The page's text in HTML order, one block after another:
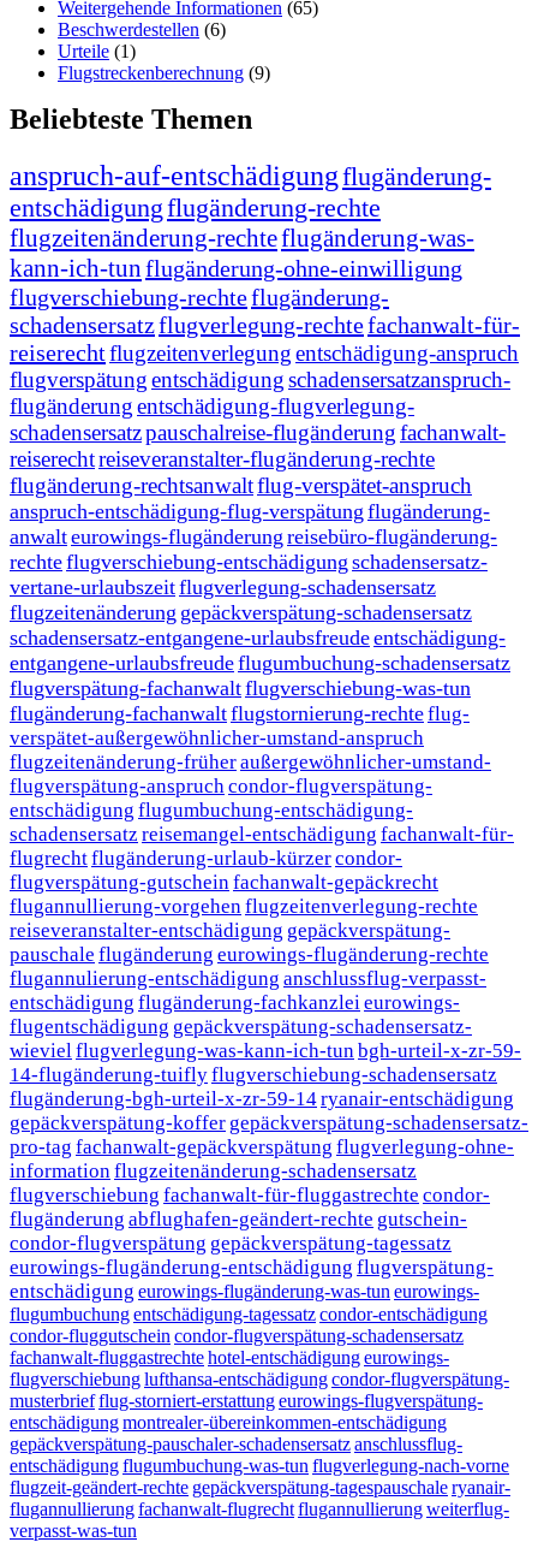
Weitergehende Informationen (65)
Beschwerdestellen (6)
Urteile (1)
Flugstreckenberechnung (9)
Beliebteste Themen
anspruch-auf-entschädigungflugänderung-
entschädigungflugänderung-rechte
flugzeitenänderung-rechteflugänderung-was-
kann-ich-tun flugänderung-ohne-einwilligung
flugverschiebung-rechteflugänderung-
schadensersatzflugverlegung-rechtefachanwalt-für-
reiserechtflugzeitenverlegungentschädigung-anspruch
flugverspätungentschädigungschadensersatzanspruch-
flugänderungentschädigung-flugverlegung-
schadensersatzpauschalreise-flugänderungfachanwalt-
reiserechtreiseveranstalter-flugänderung-rechte
flugänderung-rechtsanwaltflug-verspätet-anspruch
anspruch-entschädigung-flug-verspätung flugänderung-
anwalteurowings-flugänderung reisebüro-flugänderung-
rechteflugverschiebung-entschädigung schadensersatz-
vertane-urlaubszeitflugverlegung-schadensersatz
flugzeitenänderung gepäckverspätung-schadensersatz
schadensersatz-entgangene-urlaubsfreudeentschädigung-
entgangene-urlaubsfreudeflugumbuchung-schadensersatz
flugverspätung-fachanwaltflugverschiebung-was-tun
flugänderung-fachanwaltflugstornierung-rechteflug-
verspätet-außergewöhnlicher-umstand-anspruch
flugzeitenänderung-früheraußergewöhnlicher-umstand-
flugverspätung-anspruch condor-flugverspätung-
entschädigung flugumbuchung-entschädigung-
schadensersatz reisemangel-entschädigung fachanwalt-für-
flugrechtflugänderung-urlaub-kürzercondor-
flugverspätung-gutschein fachanwalt-gepäckrecht
flugannullierung-vorgehen flugzeitenverlegung-rechte
reiseveranstalter-entschädigung gepäckverspätung-
pauschale flugänderung eurowings-flugänderung-rechte
flugannulierung-entschädigung anschlussflug-verpasst-
entschädigung flugänderung-fachkanzlei eurowings-
flugentschädigung gepäckverspätung-schadensersatz-
wieviel flugverlegung-was-kann-ich-tun bgh-urteil-x-zr-59-
14-flugänderung-tuiflyflugverschiebung-schadensersatz
flugänderung-bgh-urteil-x-zr-59-14ryanair-entschädigung
gepäckverspätung-koffer gepäckverspätung-schadensersatz-
pro-tag fachanwalt-gepäckverspätung flugverlegung-ohne-
information flugzeitenänderung-schadensersatz
flugverschiebung fachanwalt-für-fluggastrechte condor-
flugänderung abflughafen-geändert-rechte gutschein-
condor-flugverspätung gepäckverspätung-tagessatz
eurowings-flugänderung-entschädigung flugverspätung-
entschädigung eurowings-flugänderung-was-tun eurowings-
flugumbuchungentschädigung-tagessatzcondor-entschädigung
condor-fluggutschein condor-flugverspätung-schadensersatz
fachanwalt-fluggastrechtehotel-entschädigungeurowings-
flugverschiebunglufthansa-entschädigungcondor-flugverspätung-
musterbriefflug-storniert-erstattungeurowings-flugverspätung-
entschädigungmontrealer-übereinkommen-entschädigung
gepäckverspätung-pauschaler-schadensersatzanschlussflug-
entschädigungflugumbuchung-was-tun flugverlegung-nach-vorne
flugzeit-geändert-rechte gepäckverspätung-tagespauschaleryanair-
flugannullierungfachanwalt-flugrechtflugannullierungweiterflug-
verpasst-was-tun